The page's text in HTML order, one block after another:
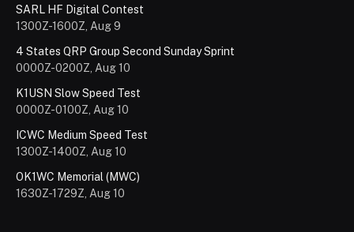
SARL HF Digital Contest
1300Z-1600Z, Aug 9
4 States QRP Group Second Sunday Sprint
0000Z-0200Z, Aug 10
K1USN Slow Speed Test
0000Z-0100Z, Aug 10
ICWC Medium Speed Test
1300Z-1400Z, Aug 10
OK1WC Memorial (MWC)
1630Z-1729Z, Aug 10